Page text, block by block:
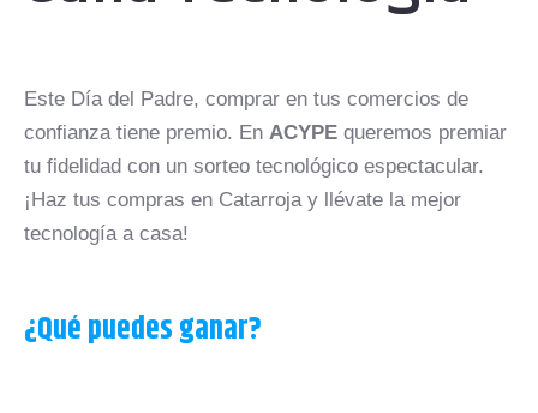
Este Día del Padre, comprar en tus comercios de
confianza tiene premio. En ACYPE queremos premiar
tu fidelidad con un sorteo tecnológico espectacular.
¡Haz tus compras en Catarroja y llévate la mejor
tecnología a casa!
¿Qué puedes ganar?